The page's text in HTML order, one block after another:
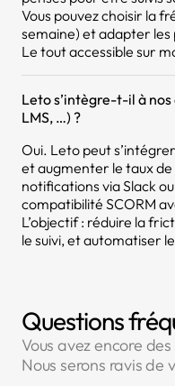
Vous pouvez choisir la
semaine) et adapter les
Le tout accessible sur
Leto s’intègre-t-il à nos
LMS, …) ?
Oui. Leto peut
et augmenter le taux de
notifications via Slack
compatibilité SCORM
L’objectif : réduire la
le suivi, et automatiser
Questions
Vous avez encore
Nous serons ravis de